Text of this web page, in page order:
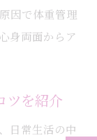
因で体重管理
身両面からア
ツを紹介
日常生活の中